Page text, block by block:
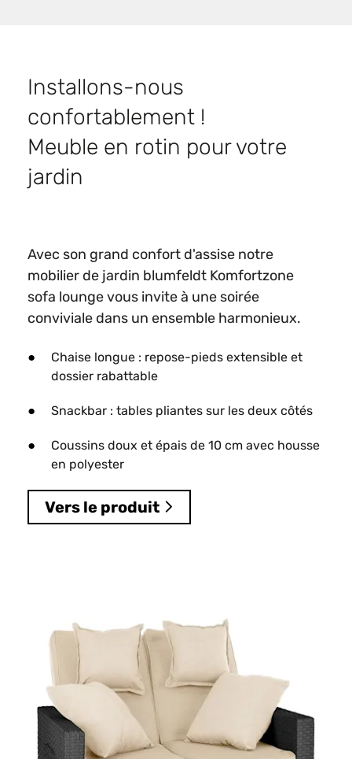
Installons-nous
confortablement !
Meuble en rotin pour votre
jardin
Avec son grand confort d'assise notre
mobilier de jardin blumfeldt Komfortzone
sofa lounge vous invite à une soirée
conviviale dans un ensemble harmonieux.
Chaise longue : repose-pieds extensible et
dossier rabattable
Snackbar : tables pliantes sur les deux côtés
Coussins doux et épais de 10 cm avec housse
en polyester
Vers le produit